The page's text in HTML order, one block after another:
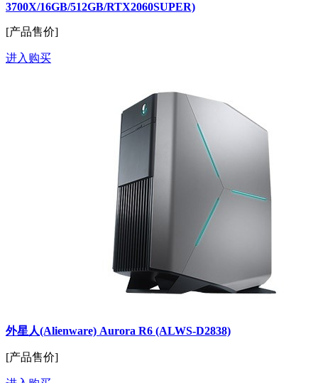
3700X/16GB/512GB/RTX2060SUPER)
[产品售价]
进入购买
外星人(Alienware) Aurora R6 (ALWS-D2838)
[产品售价]